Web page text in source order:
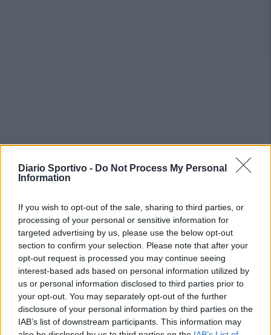
Diario Sportivo - Do Not Process My Personal
Information
If you wish to opt-out of the sale, sharing to third parties, or
processing of your personal or sensitive information for
targeted advertising by us, please use the below opt-out
section to confirm your selection. Please note that after your
opt-out request is processed you may continue seeing
interest-based ads based on personal information utilized by
us or personal information disclosed to third parties prior to
your opt-out. You may separately opt-out of the further
disclosure of your personal information by third parties on the
IAB’s list of downstream participants. This information may